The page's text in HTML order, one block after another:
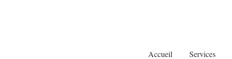
Accueil Services